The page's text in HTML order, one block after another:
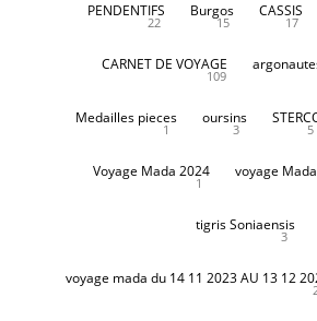
PENDENTIFS
22
Burgos
15
CASSIS
17
CARNET DE VOYAGE
109
Medailles pieces
1
oursins
3 5
Voyage Mada 2024
1
voyage
tigris Soniaensis
3
voyage mada du 14 11 2023 AU 13 12